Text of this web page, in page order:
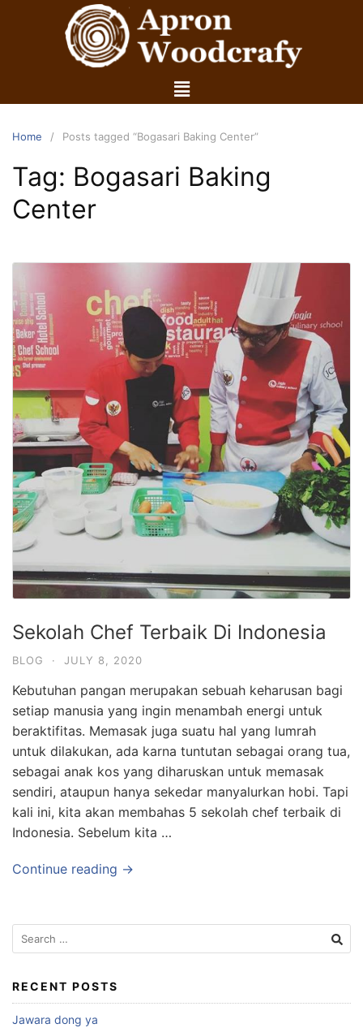
Home Posts tagged “Bogasari Baking Center”
Tag: Bogasari Baking
Center
Sekolah Chef Terbaik Di Indonesia
BLOG · JULY 8, 2020
Kebutuhan pangan merupakan sebuah keharusan bagi
setiap manusia yang ingin menambah energi untuk
beraktifitas. Memasak juga suatu hal yang lumrah
untuk dilakukan, ada karna tuntutan sebagai orang tua,
sebagai anak kos yang diharuskan untuk memasak
sendiri, ataupun hanya sekedar manyalurkan hobi. Tapi
kali ini, kita akan membahas 5 sekolah chef terbaik di
Indonesia. Sebelum kita …
Continue reading →
RECENT POSTS
Jawara dong ya